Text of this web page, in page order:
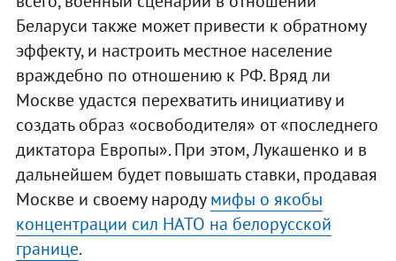
Беларуси также может привести к обратному
эффекту, и настроить местное население
враждебно по отношению к РФ. Вряд ли
Москве удастся перехватить инициативу и
создать образ «освободителя» от «последнего
диктатора Европы». При этом, Лукашенко и в
дальнейшем будет повышать ставки, продавая
Москве и своему народумифы о якобы
концентрации сил НАТО на белорусской
границе.